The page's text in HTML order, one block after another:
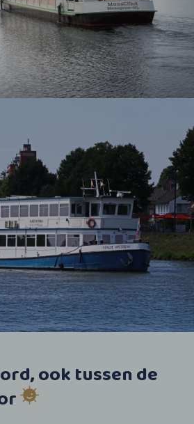
ook tussen de